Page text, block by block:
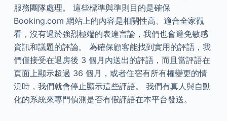
服務團隊處理。 這些標準與準則目的是確保
Booking.com 網站上的內容是相關性高、適合全家觀
看，沒有過於強烈極端的表達言論，我們也會避免敏感
資訊和議題的評論。 為確保顧客能找到實用的評語，我
們僅接受在退房後 3 個月內送出的評語，而且當評語在
頁面上顯示超過 36 個月，或者住宿有所有權變更的情
況時，我們就會停止顯示這些評語。 我們有真人與自動
化的系統來專門偵測是否有假評語在本平台發送。